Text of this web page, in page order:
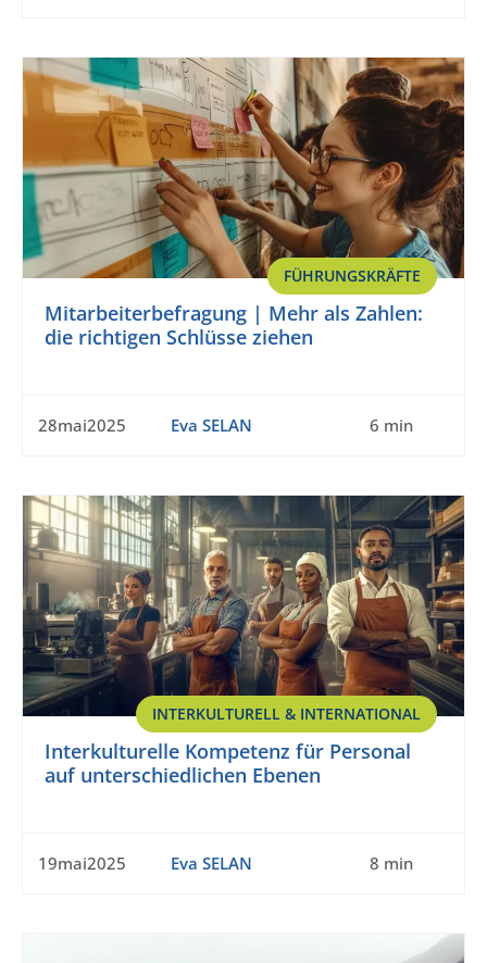
FÜHRUNGSKRÄFTE
Mitarbeiterbefragung | Mehr als Zahlen:
die richtigen Schlüsse ziehen
28mai2025 Eva SELAN 6 min
INTERKULTURELL & INTERNATIONAL
Interkulturelle Kompetenz für Personal
auf unterschiedlichen Ebenen
19mai2025 Eva SELAN 8 min